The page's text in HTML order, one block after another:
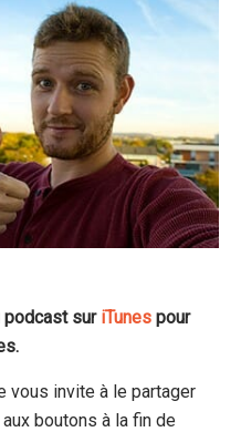
podcast sur iTunes pour
vous invite à le partager
boutons à la fin de